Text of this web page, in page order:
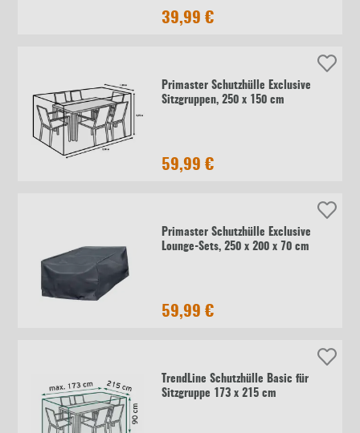
39,99 €
Primaster Schutzhülle Exclusive
Sitzgruppen, 250 x 150 cm
59,99 €
Primaster Schutzhülle Exclusive
Lounge-Sets, 250 x 200 x 70 cm
59,99 €
TrendLine Schutzhülle Basic für
Sitzgruppe 173 x 215 cm